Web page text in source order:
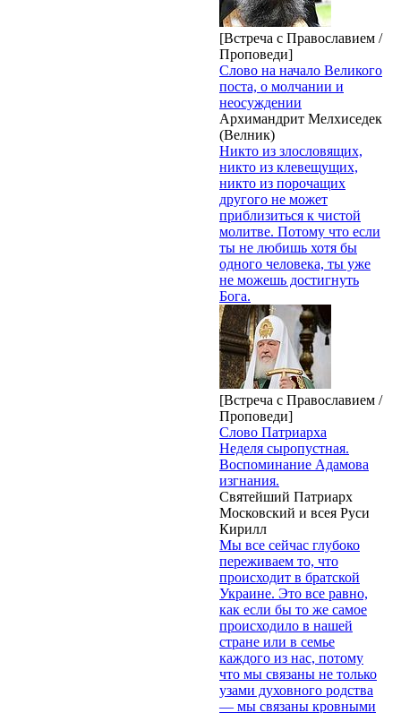
[Встреча с Православием /
Проповеди]
Слово на начало Великого
поста, о молчании и
неосуждении
Архимандрит Мелхиседек
(Велник)
Никто из злословящих,
никто из клевещущих,
никто из порочащих
другого не может
приблизиться к чистой
молитве. Потому что если
ты не любишь хотя бы
одного человека, ты уже
не можешь достигнуть
Бога.
[Встреча с Православием /
Проповеди]
Слово Патриарха
Неделя сыропустная.
Воспоминание Адамова
изгнания.
Святейший Патриарх
Московский и всея Руси
Кирилл
Мы все сейчас глубоко
переживаем то, что
происходит в братской
Украине. Это все равно,
как если бы то же самое
происходило в нашей
стране или в семье
каждого из нас, потому
что мы связаны не только
узами духовного родства
— мы связаны кровными